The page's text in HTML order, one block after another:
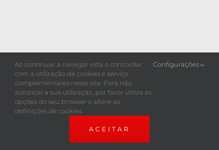
Ao continuar a navegar está a concordar
com a utilização de cookies e serviço
complementares neste site. Para não
autorizar a sua utilização, por favor utilize as
opções do seu browser e altere as
definições de cookies.
Configurações
ACEITAR